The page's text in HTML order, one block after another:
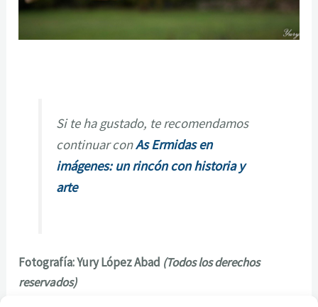
Si te ha gustado, te recomendamos
continuar conAs Ermidas en
imágenes: un rincón con historia y
arte
Fotografía: Yury López Abad (Todos los derechos
reservados)